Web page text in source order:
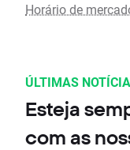
Horário de
ÚLTIMAS
Esteja
com as